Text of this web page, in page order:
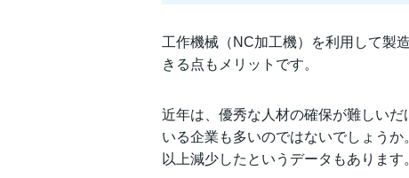
工作機械（NC加工機）を利用して製
きる点もメリットです。
近年は、優秀な人材の確保が難しい
いる企業も多いのではないでしょう
以上減少したというデータもあります